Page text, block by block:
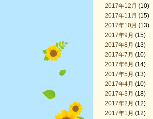
2017年12月 (10)
2017年11月 (15)
2017年10月 (13)
2017年9月 (15)
2017年8月 (13)
2017年7月 (10)
2017年6月 (14)
2017年5月 (13)
2017年4月 (10)
2017年3月 (18)
2017年2月 (12)
2017年1月 (12)